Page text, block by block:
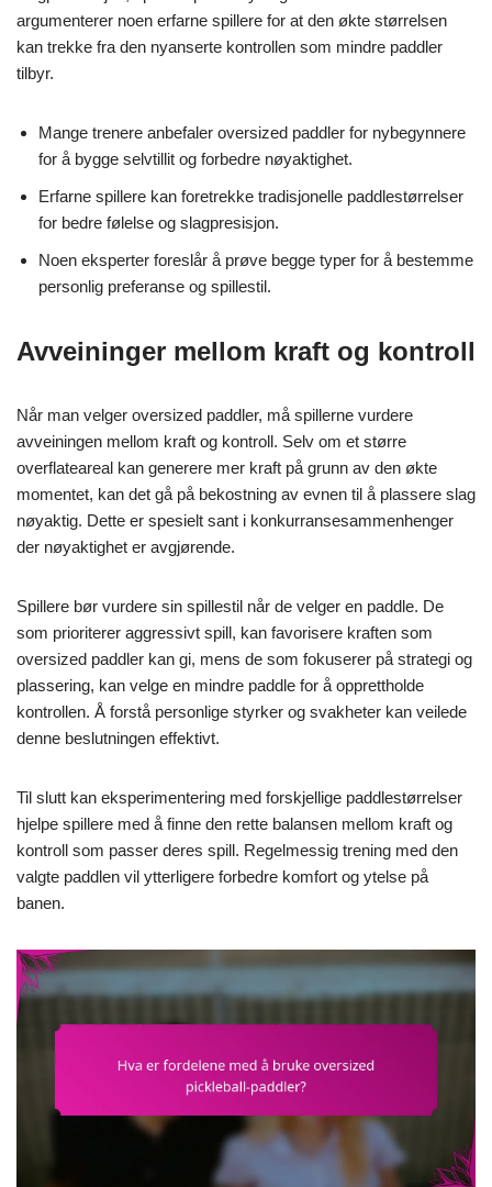
argumenterer noen erfarne spillere for at den økte størrelsen
kan trekke fra den nyanserte kontrollen som mindre paddler
tilbyr.
Mange trenere anbefaler oversized paddler for nybegynnere
for å bygge selvtillit og forbedre nøyaktighet.
Erfarne spillere kan foretrekke tradisjonelle paddlestørrelser
for bedre følelse og slagpresisjon.
Noen eksperter foreslår å prøve begge typer for å bestemme
personlig preferanse og spillestil.
Avveininger mellom kraft og kontroll
Når man velger oversized paddler, må spillerne vurdere
avveiningen mellom kraft og kontroll. Selv om et større
overflateareal kan generere mer kraft på grunn av den økte
momentet, kan det gå på bekostning av evnen til å plassere slag
nøyaktig. Dette er spesielt sant i konkurransesammenhenger
der nøyaktighet er avgjørende.
Spillere bør vurdere sin spillestil når de velger en paddle. De
som prioriterer aggressivt spill, kan favorisere kraften som
oversized paddler kan gi, mens de som fokuserer på strategi og
plassering, kan velge en mindre paddle for å opprettholde
kontrollen. Å forstå personlige styrker og svakheter kan veilede
denne beslutningen effektivt.
Til slutt kan eksperimentering med forskjellige paddlestørrelser
hjelpe spillere med å finne den rette balansen mellom kraft og
kontroll som passer deres spill. Regelmessig trening med den
valgte paddlen vil ytterligere forbedre komfort og ytelse på
banen.